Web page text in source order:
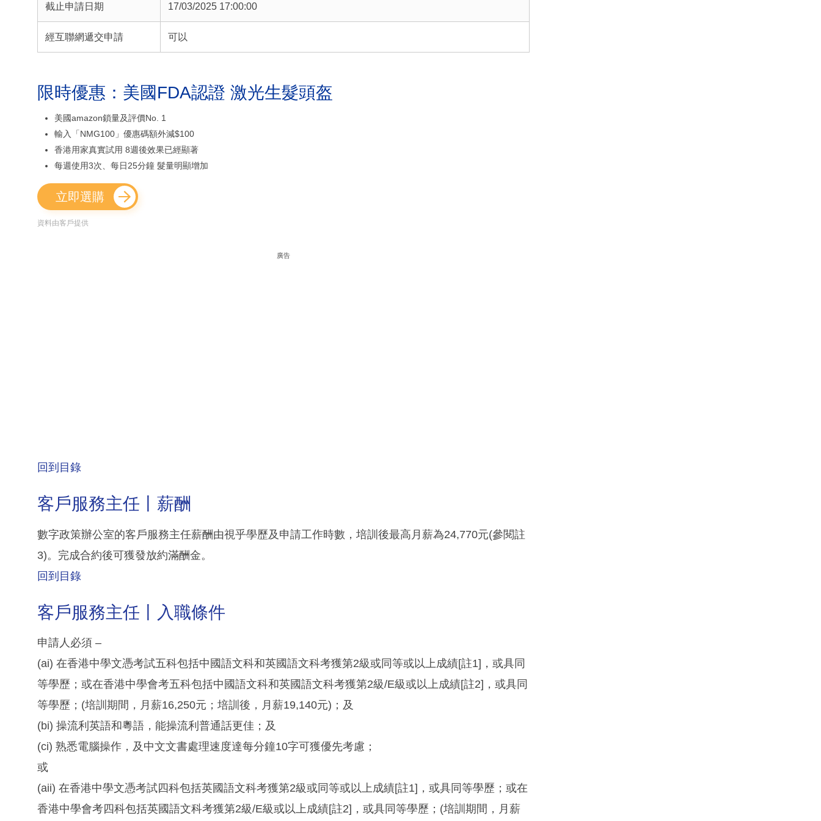
截止申請日期 17/03/2025 17:00:00
經互聯網遞交申請 可以
限時優惠：美國FDA認證 激光生髮頭盔
美國amazon鎖量及評價No. 1
輸入「NMG100」優惠碼額外減$100
香港用家真實試用 8週後效果已經顯著
每週使用3次、每日25分鐘 髮量明顯增加
立即選購
資料由客戶提供
廣告
回到目錄
客戶服務主任丨薪酬
數字政策辦公室的客戶服務主任薪酬由視乎學歷及申請工作時數，培訓後最高月薪為24,770元(參閱註
3)。完成合約後可獲發放約滿酬金。
回到目錄
客戶服務主任丨入職條件
申請人必須 –
(ai) 在香港中學文憑考試五科包括中國語文科和英國語文科考獲第2級或同等或以上成績[註1]，或具同
等學歷；或在香港中學會考五科包括中國語文科和英國語文科考獲第2級/E級或以上成績[註2]，或具同
等學歷；(培訓期間，月薪16,250元；培訓後，月薪19,140元)；及
(bi) 操流利英語和粵語，能操流利普通話更佳；及
(ci) 熟悉電腦操作，及中文文書處理速度達每分鐘10字可獲優先考慮；
或
(aii) 在香港中學文憑考試四科包括英國語文科考獲第2級或同等或以上成績[註1]，或具同等學歷；或在
香港中學會考四科包括英國語文科考獲第2級/E級或以上成績[註2]，或具同等學歷；(培訓期間，月薪